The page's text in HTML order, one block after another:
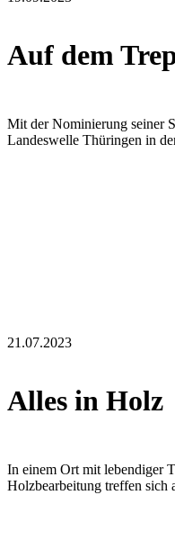
Auf dem
Mit der Nominierung seiner
Landeswelle Thüringen in
21.07.2023
Alles in Holz
In einem Ort mit lebendiger
Holzbearbeitung treffen sich